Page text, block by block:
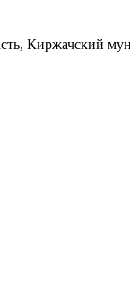
Киржачский